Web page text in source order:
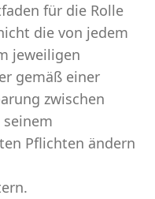
für die Rolle
die von jedem
jeweiligen
gemäß einer
zwischen
Pflichten ändern